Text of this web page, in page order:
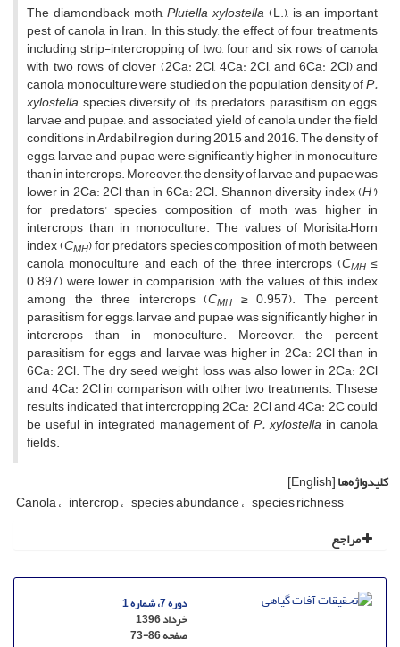
The diamondback moth,Plutella xylostella(L.), is an important
pest of canola in Iran. In this study, the effect of four treatments
including strip-intercropping of two, four and six rows of canola
with two rows of clover (2Ca: 2Cl, 4Ca: 2Cl, and 6Ca: 2Cl) and
canola monoculture were studied on the population density ofP.
xylostella, species diversity of its predators, parasitism on eggs,
larvae and pupae, and associated yield of canola under the field
conditions in Ardabil region during 2015 and 2016. The density of
eggs, larvae and pupae were significantly higher in monoculture
than in intercrops. Moreover, the density of larvae and pupae was
lower in 2Ca: 2Cl than in 6Ca: 2Cl. Shannon diversity index (H')
for predators' species composition of moth was higher in
intercrops than in monoculture. The values of Morisita–Horn
index (CMH) for predators species composition of moth between
canola monoculture and each of the three intercrops (CMH≤
0.897) were lower in comparision with the values of this index
among the three intercrops (CMH ≥ 0.957). The percent
parasitism for eggs, larvae and pupae was significantly higher in
intercrops than in monoculture. Moreover, the percent
parasitism for eggs and larvae was higher in 2Ca: 2Cl than in
6Ca: 2Cl. The dry seed weight loss was also lower in 2Ca: 2Cl
and 4Ca: 2Cl in comparison with other two treatments. Thsese
results indicated that intercropping 2Ca: 2Cl and 4Ca: 2C could
be useful in integrated management ofP. xylostella in canola
fields.
کلیدواژه‌ها[English]
Canola intercrop species abundance species richness
مراجع
دوره 7، شماره 1
خرداد 1396
صفحه73-86